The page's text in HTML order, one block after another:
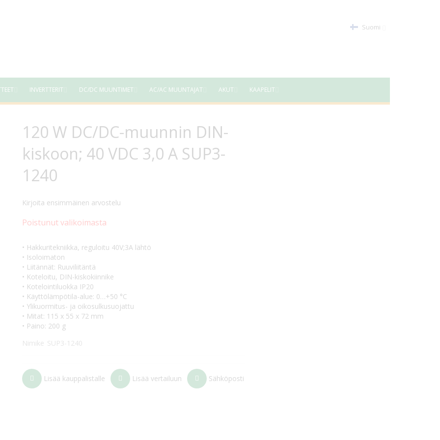
Suomi
INVERTTERIT DC/DC MUUNTIMET AC/AC MUUNTAJAT AKUT KAAPELIT
120 W DC/DC-muunnin DIN-
kiskoon; 40 VDC 3,0 A SUP3-
1240
Kirjoita ensimmäinen arvostelu
Poistunut valikoimasta
• Hakkuritekniikka, reguloitu 40V;3A lähtö
• Isoloimaton
• Liitännät: Ruuviliitäntä
• Koteloitu, DIN-kiskokiinnike
• Kotelointiluokka IP20
• Käyttölämpötila-alue: 0…+50 °C
• Ylikuormitus- ja oikosulkusuojattu
• Mitat: 115 x 55 x 72 mm
• Paino: 200 g
Nimike SUP3-1240
Lisää kauppalistalle Lisää vertailuun Sähköposti